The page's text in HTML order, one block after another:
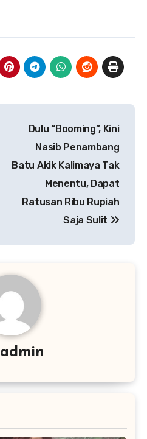
Dulu “Booming”, Kini
Nasib Penambang
Batu Akik Kalimaya Tak
Menentu, Dapat
Ratusan Ribu Rupiah
Saja Sulit
admin